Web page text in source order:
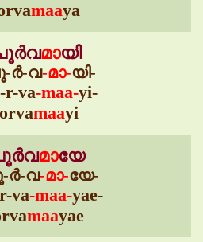
maaya
മായി
ർ-വ-മാ-യി-
r-va-maa-yi-
maayi
മായേ
ർ-വ-മാ-യേ-
va-maa-yae-
maayae